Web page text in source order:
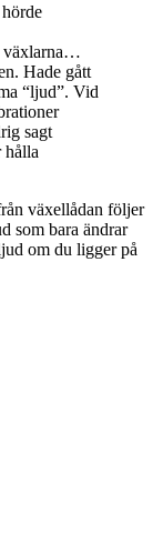
växlarna…
Hade gått
“ljud”. Vid
sagt
hålla
växellådan följer
som bara ändrar
om du ligger på